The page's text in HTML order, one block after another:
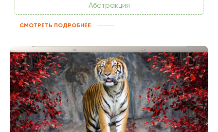
Абстракция
СМОТРЕТЬ ПОДРОБНЕЕ